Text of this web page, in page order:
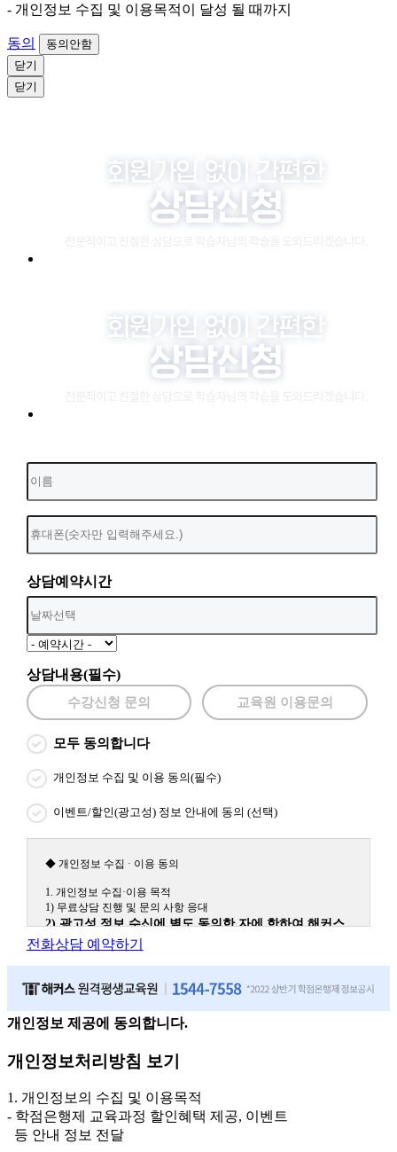
- 개인정보 수집 및 이용목적이 달성 될 때까지
동의
동의안함
닫기
닫기
상담예약시간
상담내용(필수)
수강신청 문의 교육원 이용문의
모두 동의합니다
개인정보 수집 및 이용 동의(필수)
이벤트/할인(광고성) 정보 안내에 동의 (선택)
◆ 개인정보 수집 · 이용 동의
1. 개인정보 수집·이용 목적
1) 무료상담 진행 및 문의 사항 응대
2) 광고성 정보 수신에 별도 동의한 자에 한하여 해커스
원격평생교육원을 비롯한 해커스 교육그룹의 새로운 서
(해커스교육그룹: 해커스인강, 해커스프랩, 해커스톡, 해커스중국
원, 해커스경찰, 해커스소방, 해커스공인중개사, 해커스주택관리
사, 해커스편입 등)
2. 개인정보 수집·이용 항목: 이름, 휴대폰번호
3. 개인정보 보유/이용 기간: 법령상 정하는 경우를 제외
하고는 회원탈퇴 시까지 이용 및 보관합니다. 단, 비회원
이거나 상담 시로부터 3년 이내 탈퇴하는 자의 경우, 소
비자 불만 또는 분쟁처리를 위해 3년간 보관합니다.
전화상담 예약하기
개인정보 제공에 동의합니다.
개인정보처리방침 보기
1. 개인정보의 수집 및 이용목적
- 학점은행제 교육과정 할인혜택 제공, 이벤트
등 안내 정보 전달